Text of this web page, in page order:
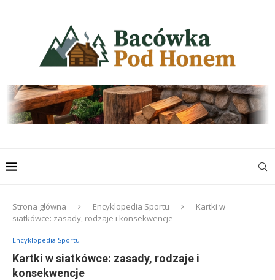
Strona główna Encyklopedia Sportu
Kartki w
siatkówce: zasady, rodzaje i konsekwencje
Encyklopedia Sportu
Kartki w siatkówce: zasady, rodzaje i
konsekwencje